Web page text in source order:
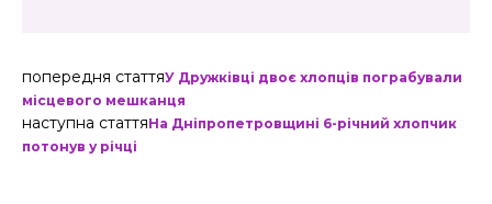
попередня статтяУ Дружківці двоє хлопців пограбували
місцевого мешканця
наступна статтяНа Дніпропетровщині 6-річний хлопчик
потонув у річці